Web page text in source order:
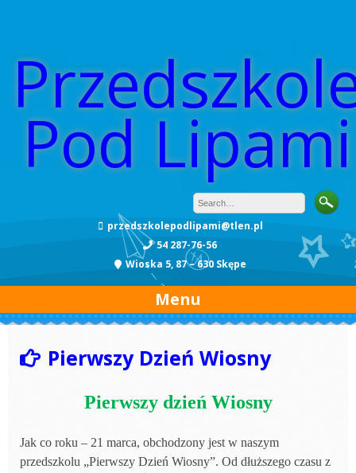
Pod Lipami
przedszkolepodlipami@tlen.pl
54 287-76-56
Wioska 5, 87 – 630 Skępe
Menu
Pierwszy Dzień Wiosny
Pierwszy dzień Wiosny
Jak co roku – 21 marca, obchodzony jest w naszym
przedszkolu „Pierwszy Dzień Wiosny”. Od dłuższego czasu z